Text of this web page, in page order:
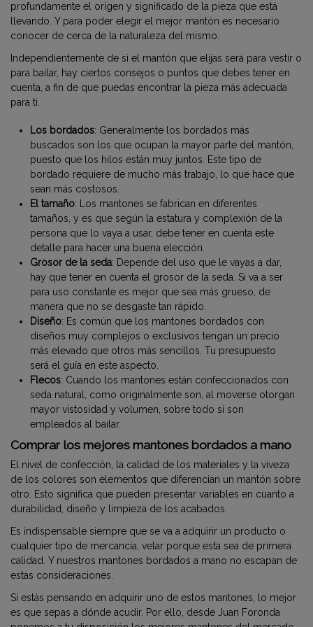
profundamente el origen y significado de la pieza que está
llevando. Y para poder elegir el mejor mantón es necesario
conocer de cerca de la naturaleza del mismo.
Independientemente de si el mantón que elijas será para vestir o
para bailar, hay ciertos consejos o puntos que debes tener en
cuenta, a fin de que puedas encontrar la pieza más adecuada
para ti.
Los bordados: Generalmente los bordados más
buscados son los que ocupan la mayor parte del mantón,
puesto que los hilos están muy juntos. Este tipo de
bordado requiere de mucho más trabajo, lo que hace que
sean más costosos.
El tamaño: Los mantones se fabrican en diferentes
tamaños, y es que según la estatura y complexión de la
persona que lo vaya a usar, debe tener en cuenta este
detalle para hacer una buena elección.
Grosor de la seda: Depende del uso que le vayas a dar,
hay que tener en cuenta el grosor de la seda. Si va a ser
para uso constante es mejor que sea más grueso, de
manera que no se desgaste tan rápido.
Diseño: Es común que los mantones bordados con
diseños muy complejos o exclusivos tengan un precio
más elevado que otros más sencillos. Tu presupuesto
será el guía en este aspecto.
Flecos: Cuando los mantones están confeccionados con
seda natural, como originalmente son, al moverse otorgan
mayor vistosidad y volumen, sobre todo si son
empleados al bailar.
Comprar los mejores mantones bordados a mano
El nivel de confección, la calidad de los materiales y la viveza
de los colores son elementos que diferencian un mantón sobre
otro. Esto significa que pueden presentar variables en cuanto a
durabilidad, diseño y limpieza de los acabados.
Es indispensable siempre que se va a adquirir un producto o
cualquier tipo de mercancía, velar porque esta sea de primera
calidad. Y nuestros mantones bordados a mano no escapan de
estas consideraciones.
Si estás pensando en adquirir uno de estos mantones, lo mejor
es que sepas a dónde acudir. Por ello, desde Juan Foronda